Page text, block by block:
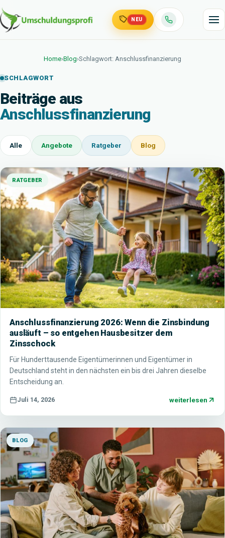
NEU
Home›Blog›Schlagwort: Anschlussfinanzierung
SCHLAGWORT
Beiträge aus
Anschlussfinanzierung
Alle Angebote Ratgeber Blog
RATGEBER
Anschlussfinanzierung 2026: Wenn die Zinsbindung
ausläuft – so entgehen Hausbesitzer dem
Zinsschock
Für Hunderttausende Eigentümerinnen und Eigentümer in
Deutschland steht in den nächsten ein bis drei Jahren dieselbe
Entscheidung an.
Juli 14, 2026 weiterlesen
BLOG